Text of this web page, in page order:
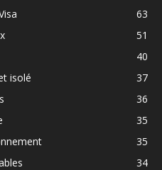
63
51
40
isolé
37
36
35
35
34